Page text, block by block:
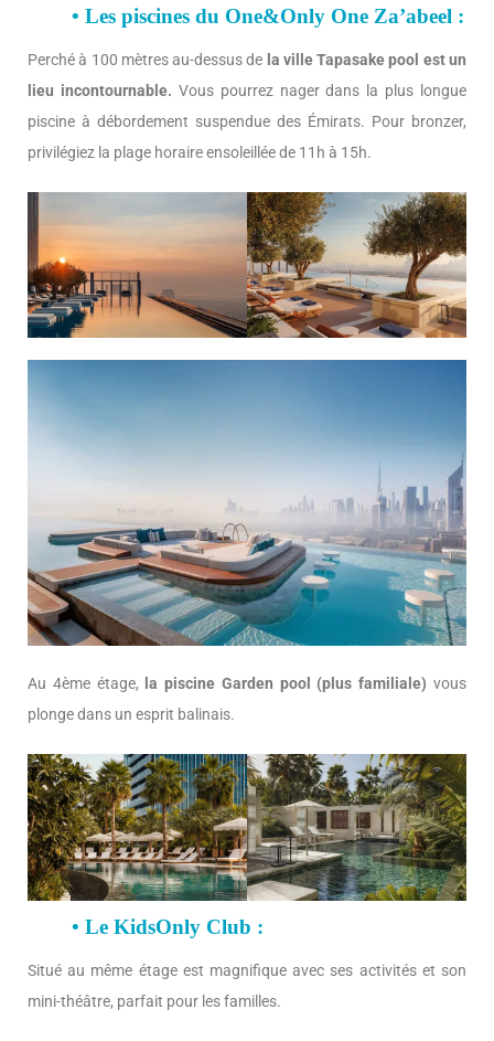
• Les piscines du One&Only One Za’abeel :
Perché à 100 mètres au-dessus de la ville Tapasake pool est un
lieu incontournable. Vous pourrez nager dans la plus longue
piscine à débordement suspendue des Émirats. Pour bronzer,
privilégiez la plage horaire ensoleillée de 11h à 15h.
Au 4ème étage, la piscine Garden pool (plus familiale) vous
plonge dans un esprit balinais.
• Le KidsOnly Club :
Situé au même étage est magnifique avec ses activités et son
mini-théâtre, parfait pour les familles.